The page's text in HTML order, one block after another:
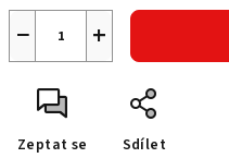
+
−
Zeptat se Sdílet